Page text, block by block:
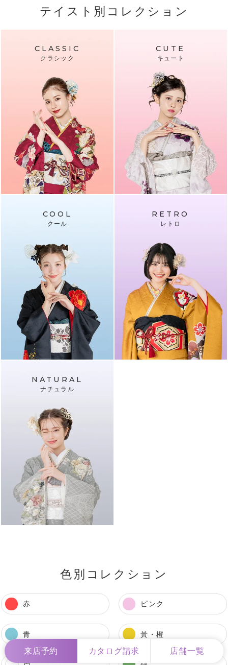
テイスト別コレクション
CLASSIC
クラシック
CUTE
キュート
COOL
クール
RETRO
レトロ
NATURAL
ナチュラル
色別コレクション
赤 ピンク
青 黃・橙
来店予約 カタログ請求 店舗一覧